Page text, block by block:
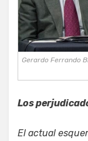
Gerardo Ferrando
Los
El actual